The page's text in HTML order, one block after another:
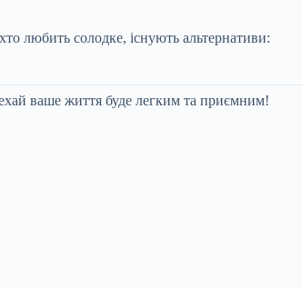
любить солодке, існують альтернативи:
ваше життя буде легким та приємним!